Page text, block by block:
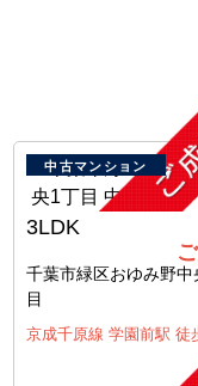
中古マンション
3LDK
千葉市緑区おゆみ野中
目
京成千原線 学園前駅 徒